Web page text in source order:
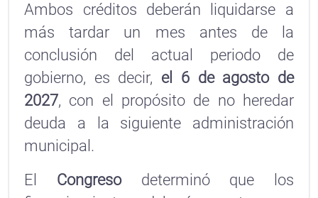
Ambos créditos deberán liquidarse a
más tardar un mes antes de la
conclusión del actual periodo de
gobierno, es decir, el 6 de agosto de
2027, con el propósito de no heredar
deuda a la siguiente administración
municipal.
El Congresodeterminó que los